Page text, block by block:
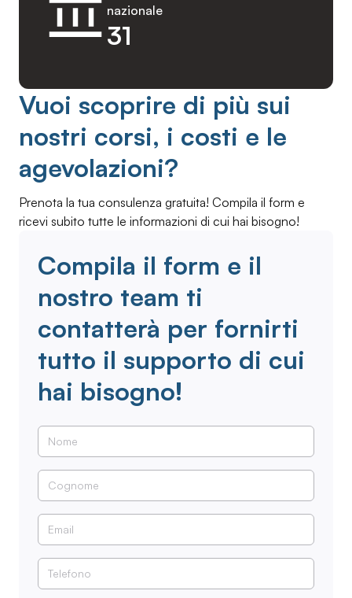
31
nazionale
Vuoi scoprire di più sui
nostri corsi, i costi e le
agevolazioni?
Prenota la tua consulenza gratuita! Compila il form e
ricevi subito tutte le informazioni di cui hai bisogno!
Compila il form e il
nostro team ti
contatterà per fornirti
tutto il supporto di cui
hai bisogno!